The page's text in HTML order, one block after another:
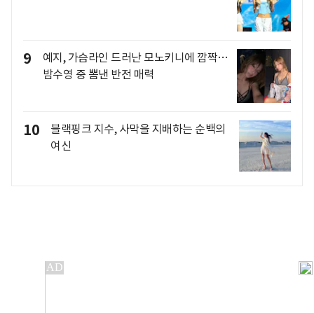
9
예지, 가슴라인 드러난 모노키니에 깜짝…
밤수영 중 뽐낸 반전 매력
10
블랙핑크 지수, 사막을 지배하는 순백의
여신